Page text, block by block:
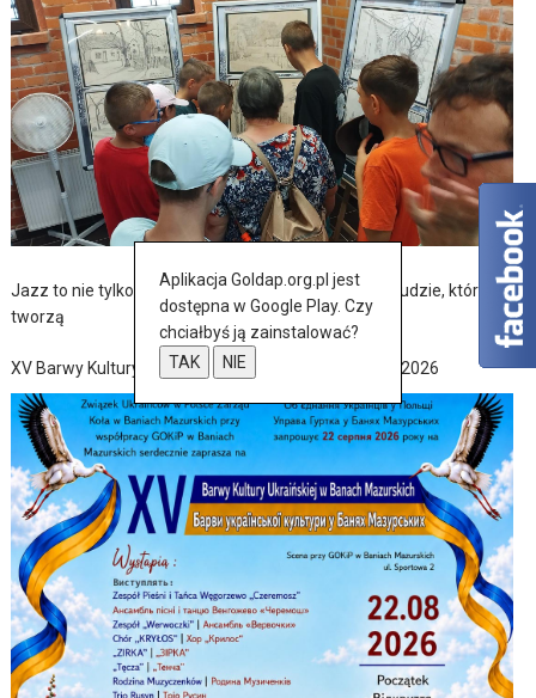
Jazz to nie tylko muzyka – to także historia, pasja i ludzie, którzy ją
tworzą
XV Barwy Kultury Ukraińskiej w Baniach Mazurskich 2026
Aplikacja Goldap.org.pl jest
dostępna w Google Play. Czy
chciałbyś ją zainstalować?
TAK
NIE